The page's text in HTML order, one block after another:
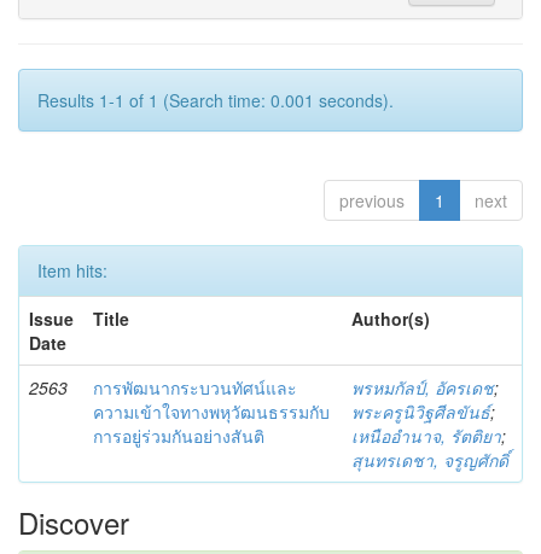
Results 1-1 of 1 (Search time: 0.001 seconds).
previous 1 next
Item hits:
Issue
Date
Title Author(s)
2563
การพัฒนากระบวนทัศน์และ
ความเข้าใจทางพหุวัฒนธรรมกับ
การอยู่ร่วมกันอย่างสันติ
พรหมกัลป์, อัครเดช;
พระครูนิวิฐศีลขันธ์;
เหนืออำนาจ, รัตติยา;
สุนทรเดชา, จรูญศักดิ์
Discover